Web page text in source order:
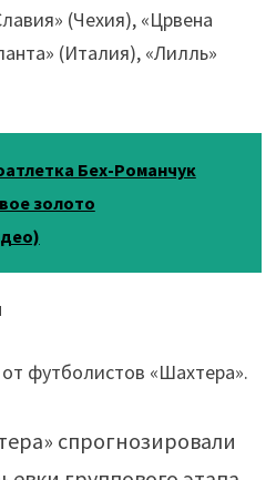
(Чехия), «Црвена
(Италия), «Лилль»
Бех-Романчук
золото
футболистов «Шахтера».
спрогнозировали